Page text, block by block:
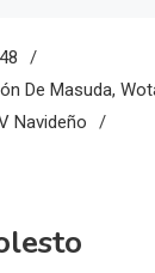
De Masuda,
Navideño